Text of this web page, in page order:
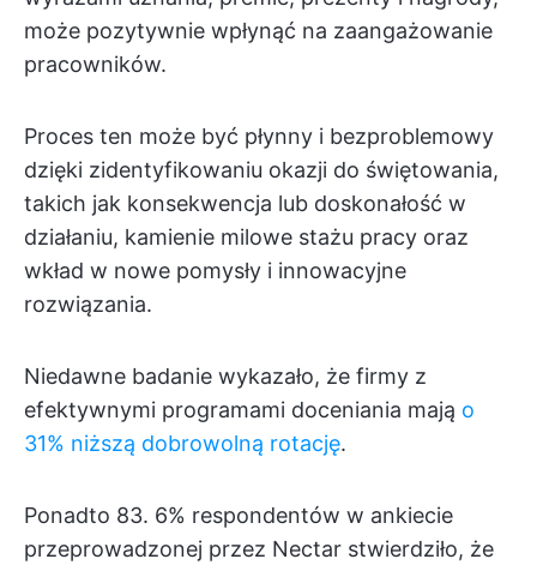
może pozytywnie wpłynąć na zaangażowanie
pracowników.
Proces ten może być płynny i bezproblemowy
dzięki zidentyfikowaniu okazji do świętowania,
takich jak konsekwencja lub doskonałość w
działaniu, kamienie milowe stażu pracy oraz
wkład w nowe pomysły i innowacyjne
rozwiązania.
Niedawne badanie wykazało, że firmy z
efektywnymi programami doceniania mają o
31% niższą dobrowolną rotację.
Ponadto 83. 6% respondentów w ankiecie
przeprowadzonej przez Nectar stwierdziło, że